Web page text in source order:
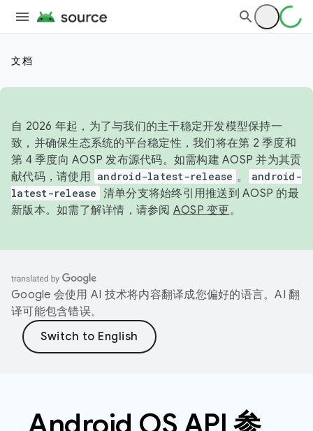
文档
自 2026 年起，为了与我们的主干稳定开发模型保持一
致，并确保生态系统的平台稳定性，我们将在第 2 季度和
第 4 季度向 AOSP 发布源代码。如需构建 AOSP 并为其贡
献代码，请使用 android-latest-release 。
android-
latest-release 清单分支将始终引用推送到 AOSP 的最
新版本。如需了解详情，请参阅 AOSP 变更。
Google 会使用 AI 技术将内容翻译成您偏好的语言。AI 翻
译可能包含错误。
Android OS API 参